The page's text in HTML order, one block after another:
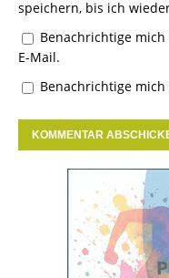
speichern, bis ich
Benachrichtige
E-Mail.
Benachrichtige